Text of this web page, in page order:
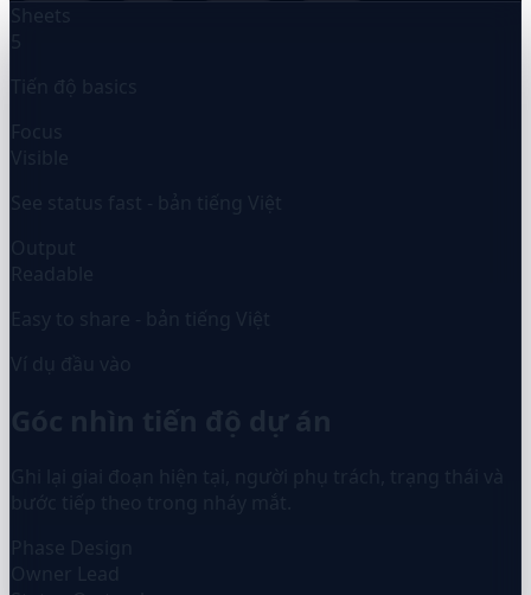
Sheets
5
Tiến độ basics
Focus
Visible
See status fast - bản tiếng Việt
Readable
Easy to share - bản tiếng Việt
Ví dụ đầu vào
Góc nhìn tiến độ dự án
Ghi lại giai đoạn hiện tại, người phụ trách, trạng thái và
Owner